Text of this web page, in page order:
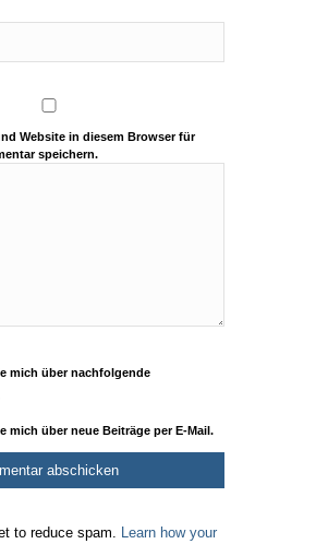
Website in diesem Browser für
speichern.
mich über nachfolgende
mich über neue Beiträge per E-Mail.
to reduce spam.
Learn how your